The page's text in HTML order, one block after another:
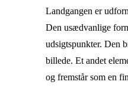
Landgangen er
Den usædvanlige
udsigtspunkter. Den
billede. Et andet
og fremstår som en